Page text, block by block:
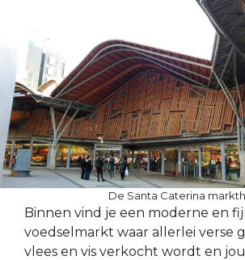
De Santa Caterina
Binnen vind je een moderne en
voedselmarkt waar allerlei verse
vlees en vis verkocht wordt en